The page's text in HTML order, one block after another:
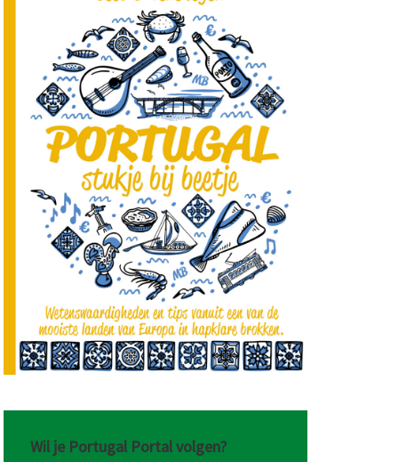
Wil je Portugal Portal volgen?